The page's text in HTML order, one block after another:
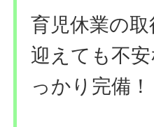
育児休業の
迎えても不
っかり完備！